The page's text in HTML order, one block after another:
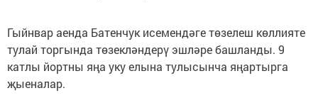
Гыйнвар аенда Батенчук исемендәге төзелеш көллияте
тулай торгында төзекләндерү эшләре башланды. 9
катлы йортны яңа уку елына тулысынча яңартырга
җыеналар.